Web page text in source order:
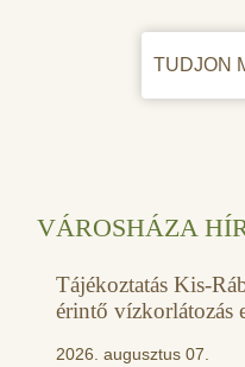
TUDJON
VÁROSHÁZA
Tájékoztatás Kis-
érintő vízkorlátozás
2026. augusztus 07.